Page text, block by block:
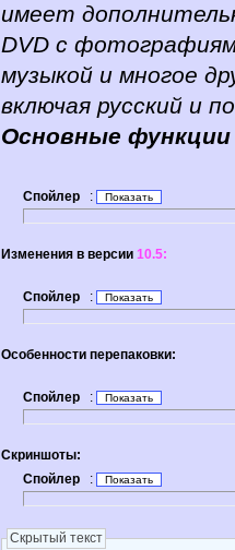
имеет
DVD с
музыкой и многое
включая русский и
Основные
Спойлер :
Изменения в версии10.5:
Спойлер :
Особенности перепаковки:
Спойлер :
Скриншоты:
Спойлер
:
Скрытый текст